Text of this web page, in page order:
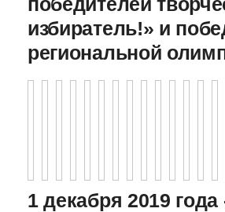
избиратель!» и
региональной
1 декабря 2019